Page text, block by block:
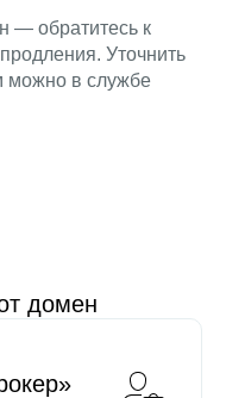
— обратитесь к
Уточнить
можно в службе
домен